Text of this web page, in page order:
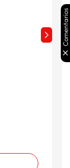
Comentarios